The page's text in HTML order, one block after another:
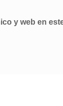
y web en